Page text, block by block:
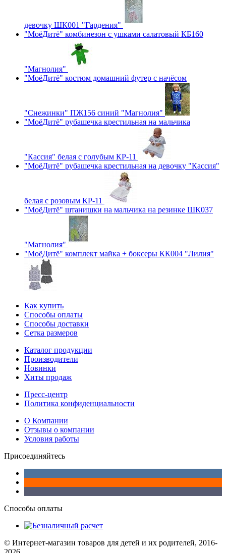
девочку ШК001 "Гардения"
"МоёДитё" комбинезон с ушками салатовый КБ160
"Магнолия"
"МоёДитё" костюм домашний футер с начёсом
"Снежинки" ПЖ156 синий "Магнолия"
"МоёДитё" рубашечка крестильная на мальчика
"Кассия" белая с голубым КР-11
"МоёДитё" рубашечка крестильная на девочку "Кассия"
белая с розовым КР-11
"МоёДитё" штанишки на мальчика на резинке ШК037
"Магнолия"
"МоёДитё" комплект майка + боксеры КК004 "Лилия"
Как купить
Способы оплаты
Способы доставки
Сетка размеров
Каталог продукции
Производители
Новинки
Хиты продаж
Пресс-центр
Политика конфиденциальности
О Компании
Отзывы о компании
Условия работы
Присоединяйтесь
Способы оплаты
© Интернет-магазин товаров для детей и их родителей, 2016-